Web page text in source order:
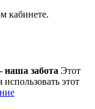
кабинете.
забота Этот
этот